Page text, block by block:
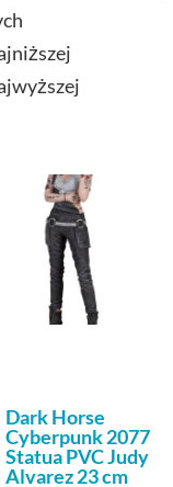
Dark Horse
Cyberpunk 2077
Statua PVC Judy
Alvarez 23 cm